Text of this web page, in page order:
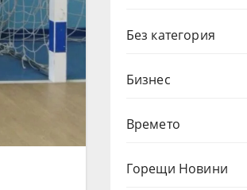
Без категория
Бизнес
Времето
Горещи Новини